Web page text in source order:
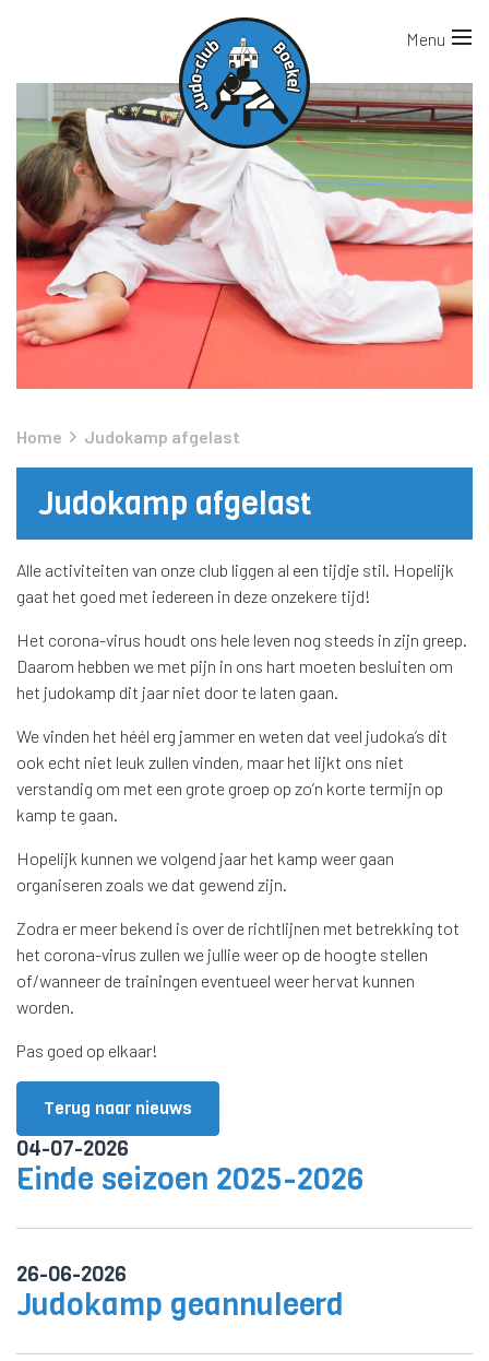
Home Judokamp afgelast
Judokamp afgelast
Alle activiteiten van onze club liggen al een tijdje stil. Hopelijk
gaat het goed met iedereen in deze onzekere tijd!
Het corona-virus houdt ons hele leven nog steeds in zijn greep.
Daarom hebben we met pijn in ons hart moeten besluiten om
het judokamp dit jaar niet door te laten gaan.
We vinden het héél erg jammer en weten dat veel judoka’s dit
ook echt niet leuk zullen vinden, maar het lijkt ons niet
verstandig om met een grote groep op zo’n korte termijn op
kamp te gaan.
Hopelijk kunnen we volgend jaar het kamp weer gaan
organiseren zoals we dat gewend zijn.
Zodra er meer bekend is over de richtlijnen met betrekking tot
het corona-virus zullen we jullie weer op de hoogte stellen
of/wanneer de trainingen eventueel weer hervat kunnen
worden.
Pas goed op elkaar!
Terug naar nieuws
04-07-2026
Einde seizoen 2025-2026
26-06-2026
Judokamp geannuleerd